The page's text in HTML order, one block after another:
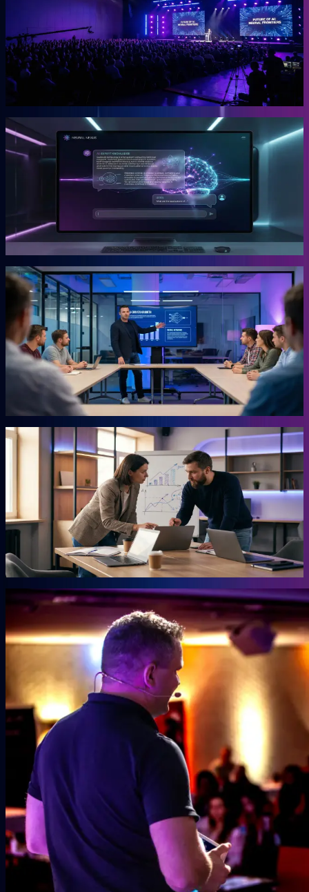
Europas führender KI-Kongress für Unternehmer.
Die OGcon bringt die besten Köpfe zu KI und Marketing auf eine
Bühne. 15.000 Anmeldungen 2024, Gary Vaynerchuk als Gast in
den Jahren 2023 und 2024. Live kostenlos, Aufzeichnungen als
VIP-Ticket.
Gründer
Snipbird
Die KI-Plattform für Unternehmer.
Snipbird ist das Tool, das Benno für Unternehmer gebaut hat. Kein
Hype. Kein Basteln. Bewährte Marketing-Systeme mit KI-
Unterstützung, direkt einsetzbar.
Gründer
KI-Marketing-Studio
Marketing für den Mittelstand, ohne Agentur.
Für Unternehmer, die keine Zeit für Marketing haben und trotzdem
Ergebnisse wollen. Das Studio übernimmt die Arbeit, für die du
sonst eine externe Agentur beauftragen müsstest. Ohne
Agenturpreise, ohne endlose Abstimmungsschleifen.
Mehr erfahren →
Autor
AHEAD Buchserie
Das Playbook für deinen Vorsprung.
Marketing, KI, Lead-Generierung, Empfehlungen. Jedes Buch
beantwortet eine Frage: Wie baust du einen Teil deiner Growth
Engine? Co-geschrieben mit der Erfahrung aus 20 Jahren eigenem
Mehr erfahren →